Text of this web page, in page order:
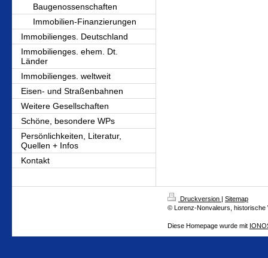
Baugenossenschaften
Immobilien-Finanzierungen
Immobilienges. Deutschland
Immobilienges. ehem. Dt.
Länder
Immobilienges. weltweit
Eisen- und Straßenbahnen
Weitere Gesellschaften
Schöne, besondere WPs
Persönlichkeiten, Literatur,
Quellen + Infos
Kontakt
Druckversion | Sitemap
© Lorenz-Nonvaleurs, historische
Diese Homepage wurde mit